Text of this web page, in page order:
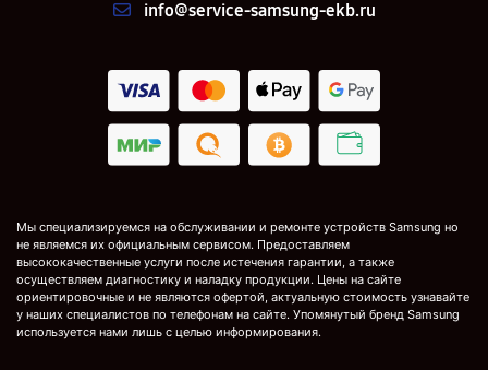
info@service-samsung-ekb.ru
Мы специализируемся на обслуживании и ремонте устройств Samsung но
не являемся их официальным сервисом. Предоставляем
высококачественные услуги после истечения гарантии, а также
осуществляем диагностику и наладку продукции. Цены на сайте
ориентировочные и не являются офертой, актуальную стоимость узнавайте
у наших специалистов по телефонам на сайте. Упомянутый бренд Samsung
используется нами лишь с целью информирования.